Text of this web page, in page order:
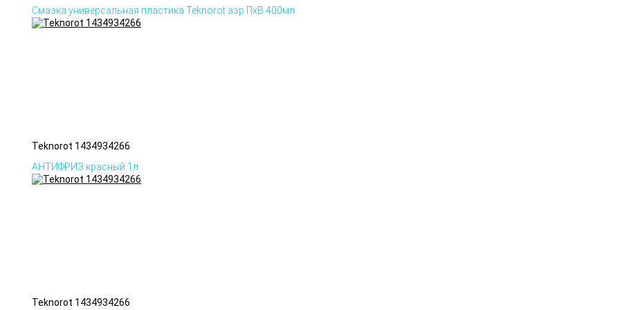
Смазка универсальная пластика Teknorot аэр ПхВ 400мл
Teknorot 1434934266
АНТИФРИЗ красный 1л.
Teknorot 1434934266